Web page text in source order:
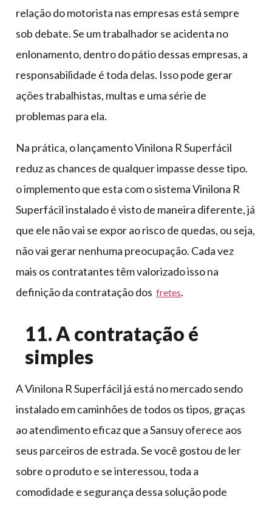
relação do motorista nas empresas está sempre
sob debate. Se um trabalhador se acidenta no
enlonamento, dentro do pátio dessas empresas, a
responsabilidade é toda delas. Isso pode gerar
ações trabalhistas, multas e uma série de
problemas para ela.
Na prática, o lançamento Vinilona R Superfácil
reduz as chances de qualquer impasse desse tipo.
o implemento que esta com o sistema Vinilona R
Superfácil instalado é visto de maneira diferente, já
que ele não vai se expor ao risco de quedas, ou seja,
não vai gerar nenhuma preocupação. Cada vez
mais os contratantes têm valorizado isso na
definição da contratação dos fretes.
11. A contratação é
simples
A Vinilona R Superfácil já está no mercado sendo
instalado em caminhões de todos os tipos, graças
ao atendimento eficaz que a Sansuy oferece aos
seus parceiros de estrada. Se você gostou de ler
sobre o produto e se interessou, toda a
comodidade e segurança dessa solução pode